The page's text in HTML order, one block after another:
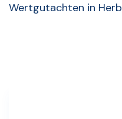
Wertgutachten in